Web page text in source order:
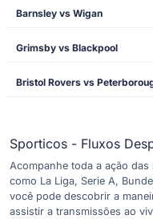
Barnsley vs Wigan
Grimsby vs Blackpool
Bristol Rovers vs
Sporticos - Fluxos
Acompanhe toda a ação
como La Liga, Serie A,
você pode descobrir a
assistir a transmissões ao